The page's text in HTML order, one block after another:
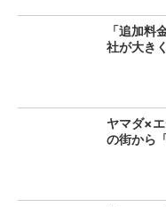
「追加料
社が大き
ヤマダ×
の街から